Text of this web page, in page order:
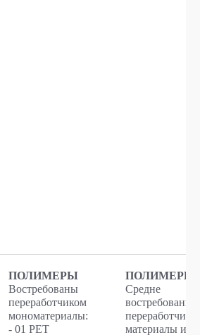
ПОЛИМЕРЫ
Востребованы
переработчиком
мономатериалы:
- 01 РЕТ
ПОЛИМЕРЫ
Средне
востребованы
материалы из